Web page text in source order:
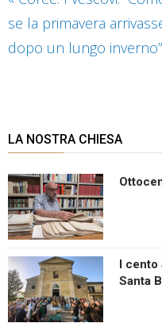
se la primavera
dopo un lungo inverno”
LA NOSTRA CHIESA
I cento
Santa